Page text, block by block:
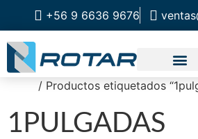
+56 9 6636 9676
/ Productos etiquetados
1PULGADAS